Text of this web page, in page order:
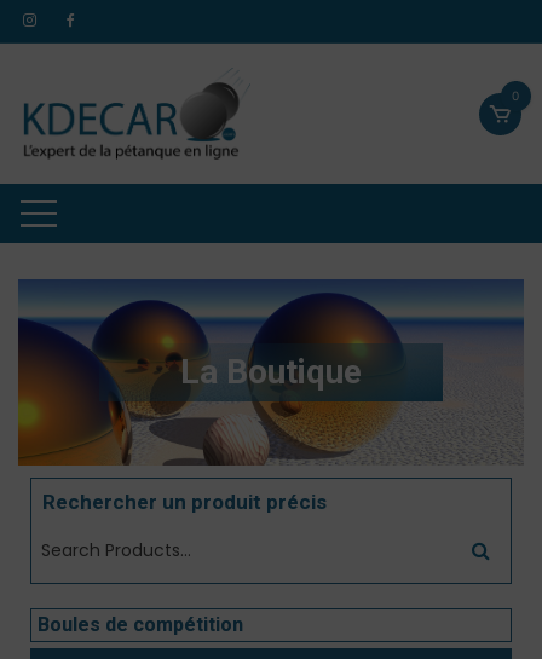
0
La Boutique
Rechercher un produit précis
Boules de compétition